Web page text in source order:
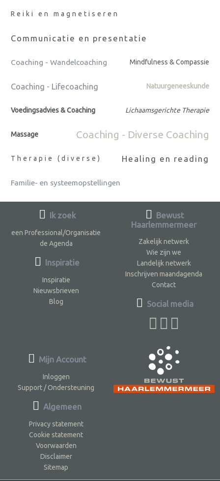
Reiki en magnetiseren
Communicatie en presentatie
Coaching - Wandelcoaching Mindfulness & Compassie
Coaching - Lifecoaching Natuurgeneeskunde
Voedingsadvies & Coaching Lichaamsgerichte Therapie
Massage Coaching - Diverse Coaching
Therapie (diverse) Healing en reading
Familie- en systeemopstellingen
Ik zoek
een Professional/Organisatie
de Agenda
Inspiratie
Inspiratie
Nieuwsbrieven
Blog
Bewust
Haarlemmermeer
Zakelijk netwerk
Wie zijn we
Landelijk netwerk
Inschrijven maandagenda
Contact
Social media
Mijn Account
Inloggen
Support / Ondersteuning
Algemeen
Privacy statement
Cookie statement
Voorwaarden
Disclaimer
Sitemap